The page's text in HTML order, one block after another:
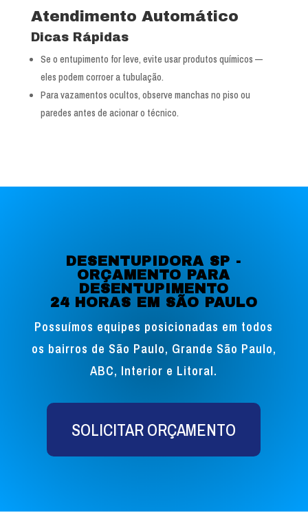
Atendimento Automático
Dicas Rápidas
Se o entupimento for leve, evite usar produtos químicos —
eles podem corroer a tubulação.
Para vazamentos ocultos, observe manchas no piso ou
paredes antes de acionar o técnico.
DESENTUPIDORA SP -
ORÇAMENTO PARA
DESENTUPIMENTO
24 HORAS EM SÃO PAULO
Possuímos equipes posicionadas em todos
os bairros de São Paulo, Grande São Paulo,
ABC, Interior e Litoral.
SOLICITAR ORÇAMENTO